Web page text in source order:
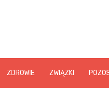
ZDROWIE ZWIĄZKI